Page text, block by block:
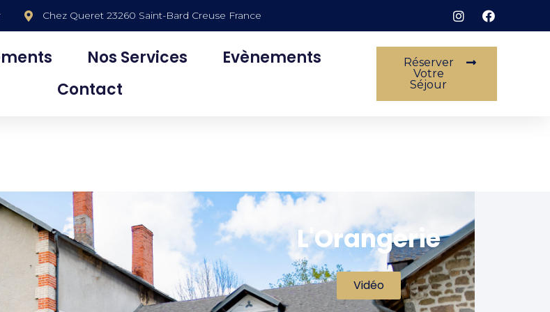
Chez Queret 23260 Saint-Bard Creuse France
Nos Services
Evènements
Contact
Réserver
Votre
Séjour
L'Orangerie
Vidéo